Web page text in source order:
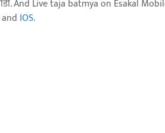
And Live taja batmya on Esakal
and IOS.